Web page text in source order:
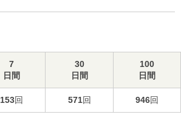
7
日間
30
日間
100
日間
153回 571回 946回